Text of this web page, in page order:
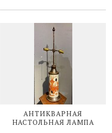
АНТИКВАРНАЯ
НАСТОЛЬНАЯ ЛАМПА